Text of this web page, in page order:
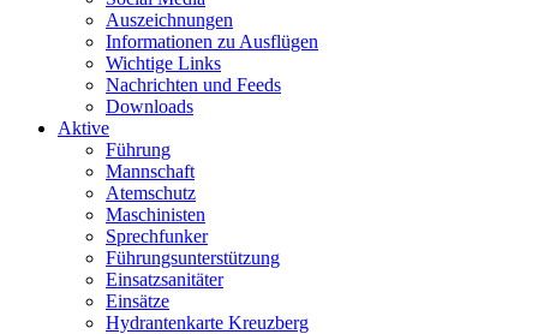
Auszeichnungen
Informationen zu Ausflügen
Wichtige Links
Nachrichten und Feeds
Downloads
Aktive
Führung
Mannschaft
Atemschutz
Maschinisten
Sprechfunker
Führungsunterstützung
Einsatzsanitäter
Einsätze
Hydrantenkarte Kreuzberg